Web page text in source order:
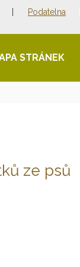
Podatelna
STRÁNEK
ze psů